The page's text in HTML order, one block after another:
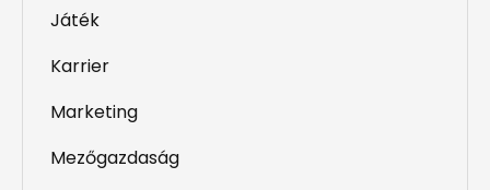
Játék
Karrier
Marketing
Mezőgazdaság